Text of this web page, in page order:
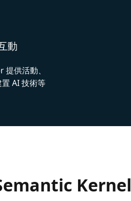
動
供活動、
AI 技術等
Kernel